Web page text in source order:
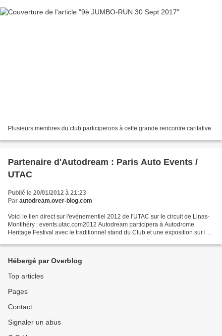
Plusieurs membres du club participerons à cette grande rencontre caritative.
Partenaire d'Autodream : Paris Auto Events /
UTAC
Publié le 20/01/2012 à 21:23
Par autodream.over-blog.com
Voici le lien direct sur l'evénementiel 2012 de l'UTAC sur le circuit de Linas-
Montlhéry : events.utac.com2012 Autodream participera à Autodrome
Heritage Festival avec le traditionnel stand du Club et une exposition sur les
Hébergé par Overblog
Top articles
Pages
Contact
Signaler un abus